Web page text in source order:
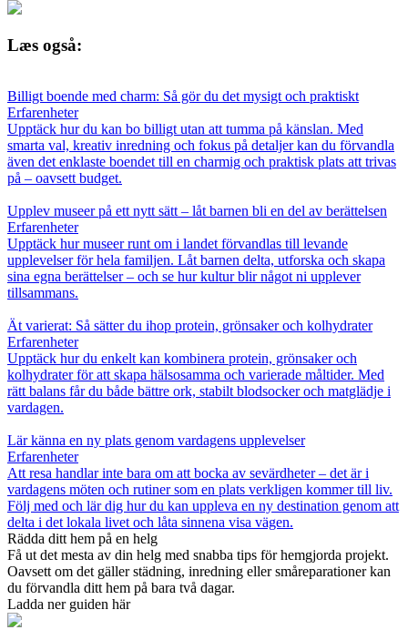
Læs også:
Billigt boende med charm: Så gör du det mysigt och praktiskt
Erfarenheter
Upptäck hur du kan bo billigt utan att tumma på känslan. Med
smarta val, kreativ inredning och fokus på detaljer kan du förvandla
även det enklaste boendet till en charmig och praktisk plats att trivas
på – oavsett budget.
Upplev museer på ett nytt sätt – låt barnen bli en del av berättelsen
Erfarenheter
Upptäck hur museer runt om i landet förvandlas till levande
upplevelser för hela familjen. Låt barnen delta, utforska och skapa
sina egna berättelser – och se hur kultur blir något ni upplever
tillsammans.
Ät varierat: Så sätter du ihop protein, grönsaker och kolhydrater
Erfarenheter
Upptäck hur du enkelt kan kombinera protein, grönsaker och
kolhydrater för att skapa hälsosamma och varierade måltider. Med
rätt balans får du både bättre ork, stabilt blodsocker och matglädje i
vardagen.
Lär känna en ny plats genom vardagens upplevelser
Erfarenheter
Att resa handlar inte bara om att bocka av sevärdheter – det är i
vardagens möten och rutiner som en plats verkligen kommer till liv.
Följ med och lär dig hur du kan uppleva en ny destination genom att
delta i det lokala livet och låta sinnena visa vägen.
Rädda ditt hem på en helg
Få ut det mesta av din helg med snabba tips för hemgjorda projekt.
Oavsett om det gäller städning, inredning eller småreparationer kan
du förvandla ditt hem på bara två dagar.
Ladda ner guiden här